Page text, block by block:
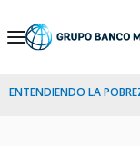
Skip
Navigation
ENTENDIENDO LA